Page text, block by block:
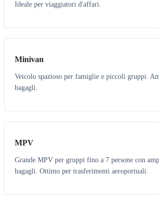
Ideale per viaggiatori d'affari.
6 5
Minivan
Veicolo spazioso per famiglie e piccoli gruppi.
bagagli.
7 7
MPV
Grande MPV per gruppi fino a 7 persone con
bagagli. Ottimo per trasferimenti aeroportuali.